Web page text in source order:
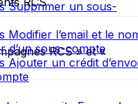
Supprimer un sous-
Modifier l’email et le
d’un sous-compte
Ajouter un crédit
RCS » et «